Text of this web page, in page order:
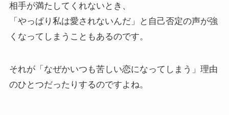
相手が満たしてくれないとき、
「やっぱり私は愛されないんだ」と自己否定の声が強
くなってしまうこともあるのです。
それが「なぜかいつも苦しい恋になってしまう」理由
のひとつだったりするのですよね。